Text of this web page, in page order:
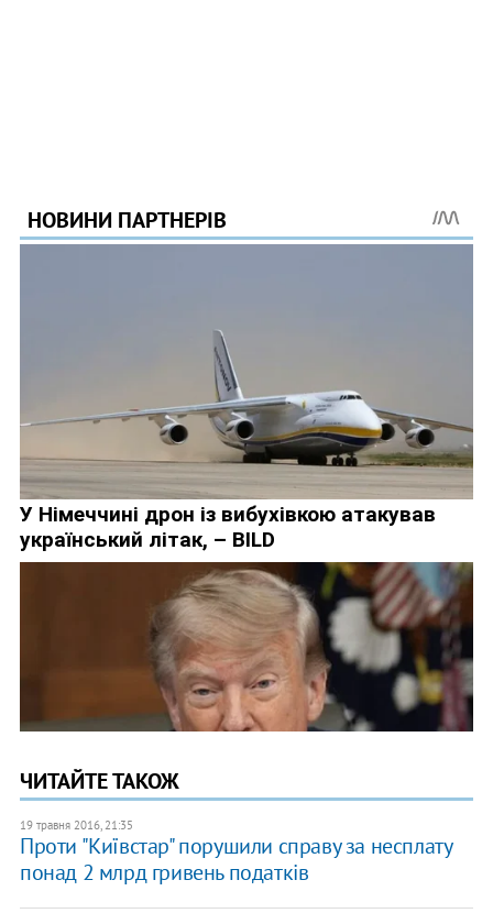
ЧИТАЙТЕ ТАКОЖ
19 травня 2016, 21:35
Проти "Київстар" порушили справу за несплату
понад 2 млрд гривень податків